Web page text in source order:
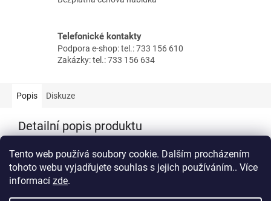
Tento web používá soubory cookie. Dalším procházením
tohoto webu vyjadřujete souhlas s jejich používáním.. Více
informací zde.
Telefonické kontakty
Podpora e-shop: tel.: 733 156 610
Zakázky: tel.: 733 156 634
Popis Diskuze
Detailní popis produktu
ovladač Air Control